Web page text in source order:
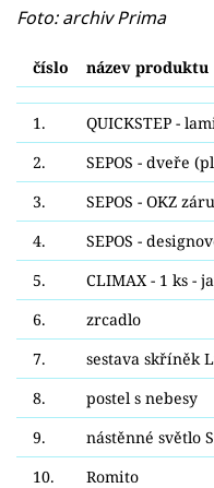
Foto: archiv Prima
číslo název produktu
1. QUICKSTEP -
2.
SEPOS - dveře
3.
SEPOS - OKZ
4.
SEPOS -
5.
CLIMAX - 1 ks -
6.
zrcadlo
7.
sestava skříněk
8.
postel s nebesy
9.
nástěnné světlo
10.
Romito